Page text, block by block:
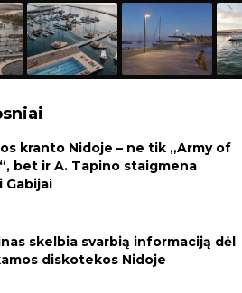
kranto Nidoje – ne tik „Army of
bet ir A. Tapino staigmena
Gabijai
skelbia svarbią informaciją dėl
diskotekos Nidoje